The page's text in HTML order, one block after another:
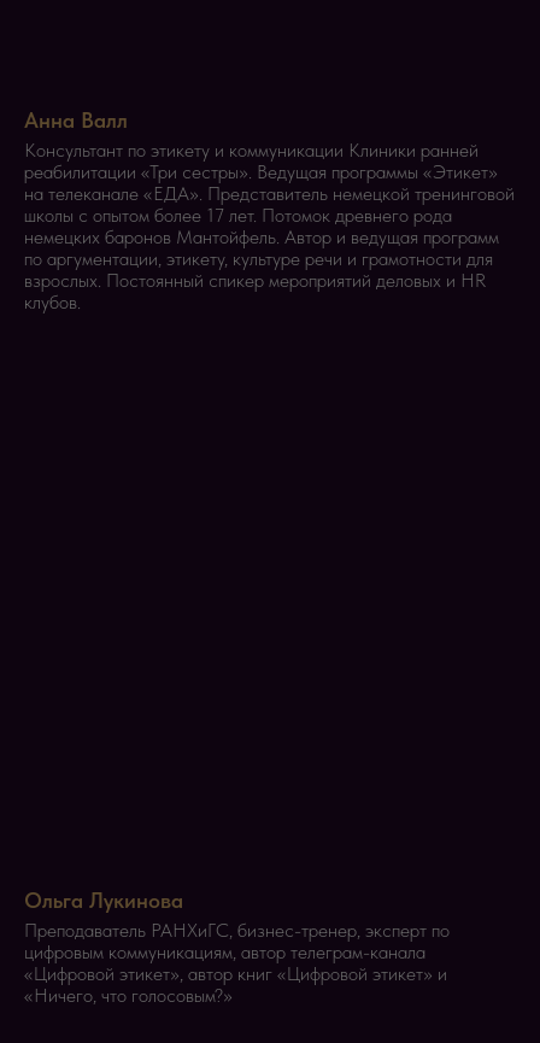
Анна Валл
Консультант по этикету и коммуникации Клиники ранней
реабилитации «Три сестры». Ведущая программы «Этикет»
на телеканале «ЕДА». Представитель немецкой тренинговой
школы с опытом более 17 лет. Потомок древнего рода
немецких баронов Мантойфель. Автор и ведущая программ
по аргументации, этикету, культуре речи и грамотности для
взрослых. Постоянный спикер мероприятий деловых и HR
клубов.
Ольга Лукинова
Преподаватель РАНХиГС, бизнес-тренер, эксперт по
цифровым коммуникациям, автор телеграм-канала
«Цифровой этикет», автор книг «Цифровой этикет» и
«Ничего, что голосовым?»